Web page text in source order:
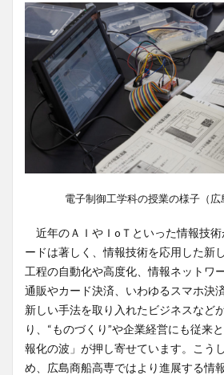
電子制御工学科の授業の様子（広
近年のＡＩやＩoＴといった情報技
ードは著しく、情報技術を応用した新
工程の自動化や高度化、情報ネットワ
通販やカード決済、いわゆるスマホ決
新しい手法を取り入れたビジネスなど
り、“ものづくり”や企業経営にも従来
報化の波」が押し寄せています。こう
め、広島商船高専ではより進展する情